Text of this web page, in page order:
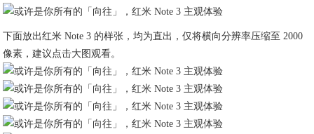
下面放出红米 Note 3 的样张，均为直出，仅将横向分辨率压缩至 2000
像素，建议点击大图观看。